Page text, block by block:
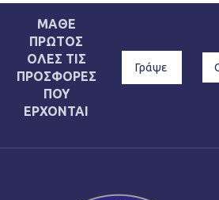
ΜΑΘΕ
ΠΡΩΤΟΣ
ΟΛΕΣ ΤΙΣ
ΠΡΟΣΦΟΡΕΣ
ΠΟΥ
ΕΡΧΟΝΤΑΙ